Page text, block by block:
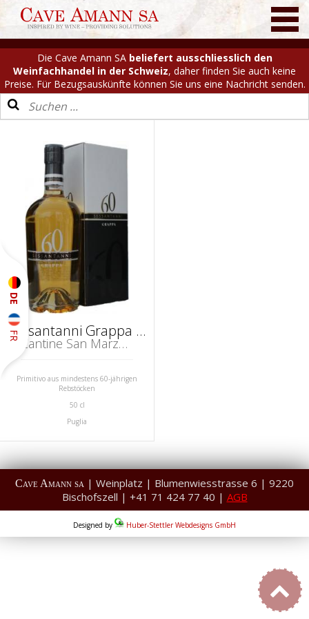
DE
FR
Die Cave Amann SA beliefert ausschliesslich den
Weinfachhandel in der Schweiz, daher finden Sie auch keine
Preise. Für Bezugsauskünfte können Sie uns eine Nachricht senden.
Sessantanni Grappa di Primitivo Affinata
Cantine San Marzano, San Marzano di San Giuseppe, Puglia
Primitivo aus mindestens 60-jährigen
Rebstöcken
50 cl
Puglia
Cave Amann sa | Weinplatz | Blumenwiesstrasse 6 | 9220
Bischofszell | +41 71 424 77 40 | AGB
Designed by Huber-Stettler Webdesigns GmbH